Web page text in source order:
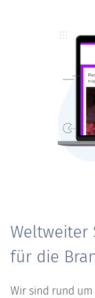
Weltweiter
für die
Wir sind rund